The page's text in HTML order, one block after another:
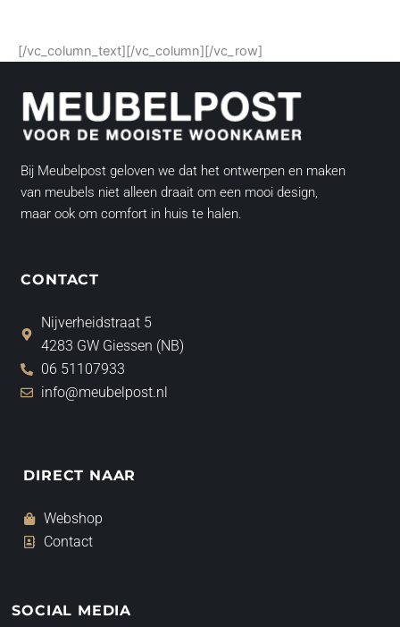
[/vc_column_text][/vc_column][/vc_row]
Bij Meubelpost geloven we dat het ontwerpen en maken
van meubels niet alleen draait om een mooi design,
maar ook om comfort in huis te halen.
CONTACT
Nijverheidstraat 5
4283 GW Giessen (NB)
06 51107933
info@meubelpost.nl
DIRECT NAAR
Webshop
Contact
SOCIAL MEDIA